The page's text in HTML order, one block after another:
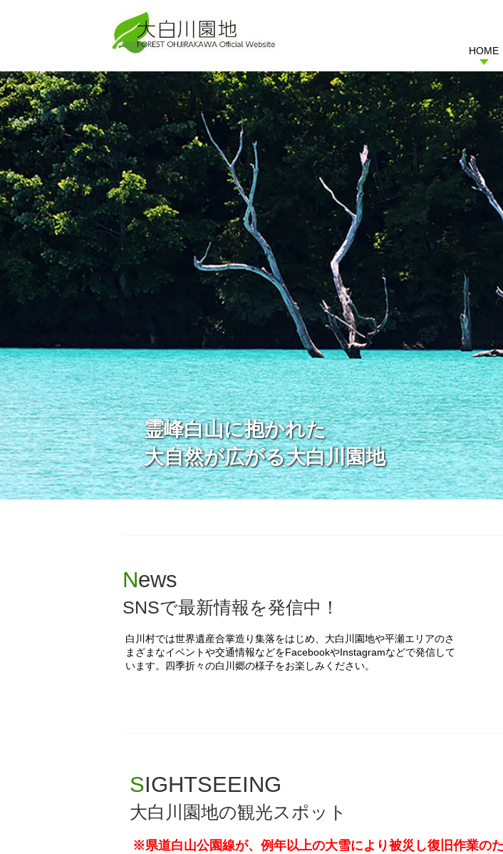
HOME
霊峰白山に抱かれた
大自然が広がる大白川園地
News
SNSで最新情報を発信中！
白川村では世界遺産合掌造り集落をはじめ、大白川園地や平瀬エリアのさ
まざまなイベントや交通情報などをFacebookやInstagramなどで発信して
います。四季折々の白川郷の様子をお楽しみください。
SIGHTSEEING
大白川園地の観光スポット
※県道白山公園線が、例年以上の大雪により被災し復旧作業の